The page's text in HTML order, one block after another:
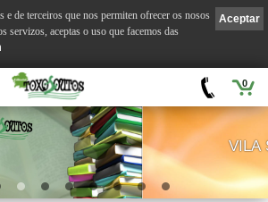
0
VILA SUÁREZ
Aceptar
e de terceiros que nos permiten ofrecer os nosos
servizos, aceptas o uso que facemos das